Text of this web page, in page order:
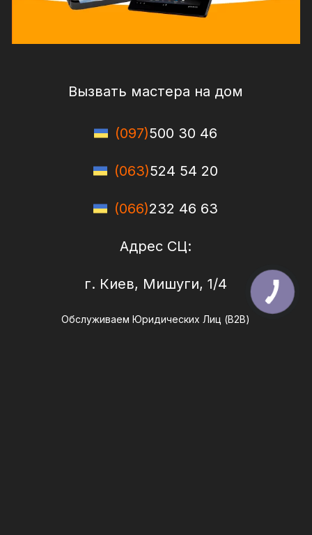
Вызвать мастера на дом
(097)500 30 46
(063)524 54 20
(066)232 46 63
Адрес СЦ:
г. Киев, Мишуги, 1/4
Обслуживаем Юридических Лиц (B2B)